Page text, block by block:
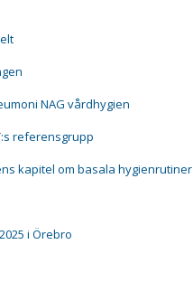
NAG vårdhygien
referensgrupp
kapitel om basala hygienrutiner
i Örebro